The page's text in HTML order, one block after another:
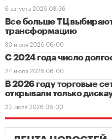
6 августа 2026 08:36
Все больше ТЦ
трансформацию
30 июля 2026 06:00
С 2024 года число
24 июля 2026 06:00
В 2026 году торговые
открывали только
23 июля 2026 06:00